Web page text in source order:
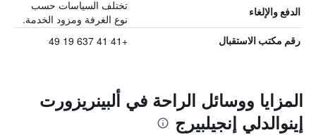
الدفع والإلغاء
تختلف السياسات حسب
نوع الغرفة ومزود الخدمة.
رقم مكتب الاستقبال +41 41 637 19 49
المزايا ووسائل الراحة في ألبينريزورت
إينوالدلي إنجيلبيرج